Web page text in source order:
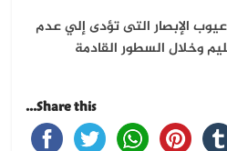
الإبصار التى تؤدى إلي عدم
وخلال السطور القادمة
Share this...